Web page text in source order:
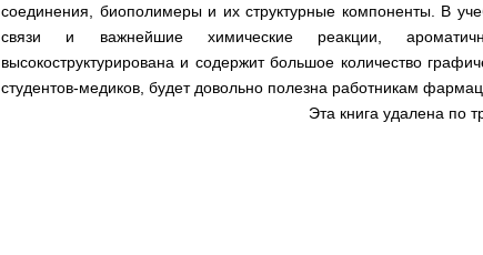
соединения, биополимеры и их структурные компоненты. В
связи и важнейшие химические реакции,
высокоструктурирована и содержит большое количество
студентов-медиков, будет довольно полезна работникам
Эта книга удалена по